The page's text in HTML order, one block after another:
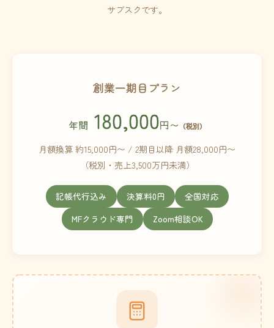
サブスクです。
創業一期目プラン
年間 180,000円〜 （税別）
月額換算 約15,000円〜 / 2期目以降 月額28,000円〜
（税別・売上3,500万円未満）
記帳代行込み 決算料0円
全国対応
MFクラウド専門
Zoom相談OK